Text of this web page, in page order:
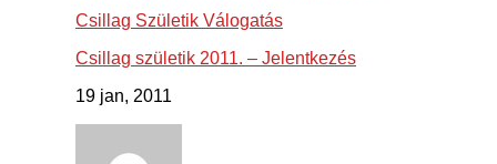
Csillag Születik Válogatás
Csillag születik 2011. – Jelentkezés
19 jan, 2011